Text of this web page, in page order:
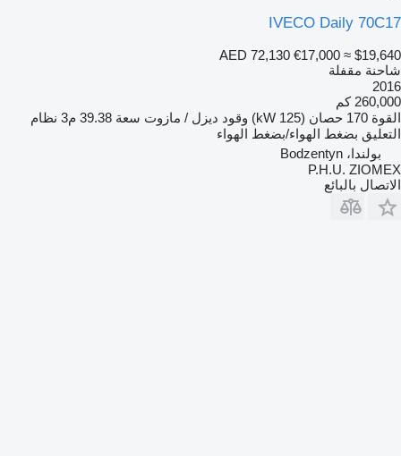
IVECO Daily 70C17
AED 72,130 €17,000 ≈ $19,640
شاحنة مقفلة
2016
260,000 كم
القوة 170 حصان (125 kW) وقود ديزل / مازوت سعة 39.38 م3
نظام
التعليق بضغط الهواء/بضغط الهواء
بولندا، Bodzentyn
P.H.U. ZIOMEX
الاتصال بالبائع